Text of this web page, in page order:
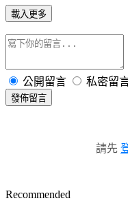
載入更多
公開留言 私密留
發佈留言
請先
Recommended